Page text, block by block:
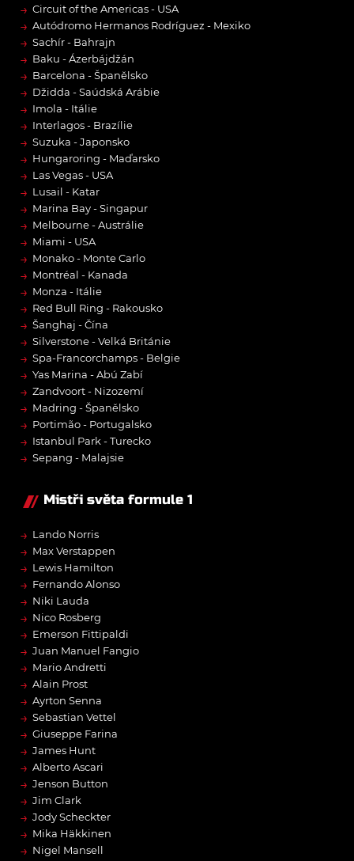
→ Circuit of the Americas - USA
→ Autódromo Hermanos Rodríguez - Mexiko
→ Sachír - Bahrajn
→ Baku - Ázerbájdžán
→ Barcelona - Španělsko
→ Džidda - Saúdská Arábie
→ Imola - Itálie
→ Interlagos - Brazílie
→ Suzuka - Japonsko
→ Hungaroring - Maďarsko
→ Las Vegas - USA
→ Lusail - Katar
→ Marina Bay - Singapur
→ Melbourne - Austrálie
→ Miami - USA
→ Monako - Monte Carlo
→ Montréal - Kanada
→ Monza - Itálie
→ Red Bull Ring - Rakousko
→ Šanghaj - Čína
→ Silverstone - Velká Británie
→ Spa-Francorchamps - Belgie
→ Yas Marina - Abú Zabí
→ Zandvoort - Nizozemí
→ Madring - Španělsko
→ Portimão - Portugalsko
→ Istanbul Park - Turecko
→ Sepang - Malajsie
Mistři světa formule 1
→ Lando Norris
→ Max Verstappen
→ Lewis Hamilton
→ Fernando Alonso
→ Niki Lauda
→ Nico Rosberg
→ Emerson Fittipaldi
→ Juan Manuel Fangio
→ Mario Andretti
→ Alain Prost
→ Ayrton Senna
→ Sebastian Vettel
→ Giuseppe Farina
→ James Hunt
→ Alberto Ascari
→ Jenson Button
→ Jim Clark
→ Jody Scheckter
→ Mika Häkkinen
→ Nigel Mansell